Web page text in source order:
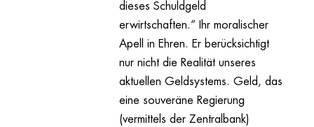
dieses Schuldgeld
erwirtschaften.“ Ihr moralischer
Apell in Ehren. Er berücksichtigt
nur nicht die Realität unseres
aktuellen Geldsystems. Geld, das
eine souveräne Regierung
(vermittels der Zentralbank)